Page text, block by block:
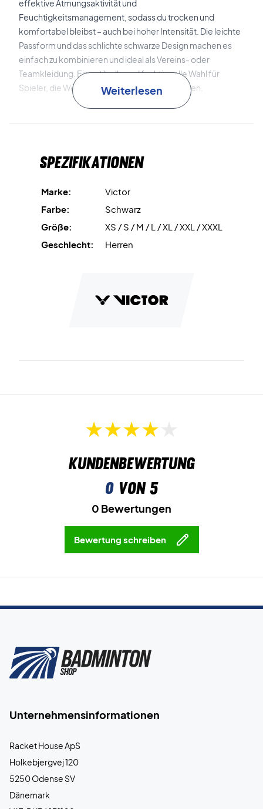
effektive Atmungsaktivität und
Feuchtigkeitsmanagement, sodass du trocken und
komfortabel bleibst – auch bei hoher Intensität. Die leichte
Passform und das schlichte schwarze Design machen es
einfach zu kombinieren und ideal als Vereins- oder
Teamkleidung. Eine stilvolle und funktionelle Wahl für
Spieler, die Wert auf Qualität und Komfort legen.
T-shirt Black noch heute!
Material: 100 % recyceltes Polyester
Weiterlesen
Spezifikationen
Marke:
Victor
Farbe:
Schwarz
Größe:
XS / S / M / L / XL / XXL / XXXL
Geschlecht:
Herren
Kundenbewertung
0von 5
0 Bewertungen
Bewertung schreiben
Unternehmensinformationen
Racket House ApS
Holkebjergvej 120
5250 Odense SV
Dänemark